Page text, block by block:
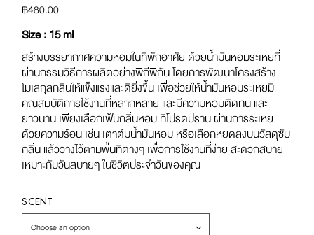
฿480.00
Size : 15 ml
สร้างบรรยากาศความหอมในที่พักอาศัย ด้วยน้ำมันหอมระเหยที่
ผ่านกรรมวิธีการผลิตอย่างพิถีพิถัน โดยการพัฒนาโครงสร้าง
โมเลกุลกลิ่นให้แข็งแรงและดียิ่งขึ้น เพื่อช่วยให้น้ำมันหอมระเหยมี
คุณสมบัติการใช้งานที่หลากหลาย และมีความหอมติดทน และ
ยาวนาน เพียงเลือกเฟ้นกลิ่นหอม ที่โปรดปราน ผ่านการระเหย
ด้วยความร้อน เช่น เตาต้มน้ำมันหอม หรือเลือกหยดลงบนวัสดุซับ
กลิ่น แล้ววางไว้ตามพื้นที่ต่างๆ เพื่อการใช้งานที่ง่าย สะดวกสบาย
เหมาะกับวันสบายๆ ในชีวิตประจำวันของคุณ
SCENT
Choose an option